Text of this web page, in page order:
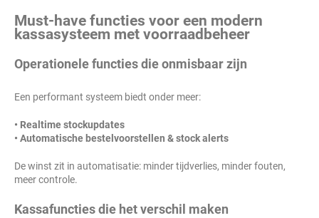
Must-have functies voor een modern
kassasysteem met voorraadbeheer
Operationele functies die onmisbaar zijn
Een performant systeem biedt onder meer:
• Realtime stockupdates
• Automatische bestelvoorstellen & stock alerts
De winst zit in automatisatie: minder tijdverlies, minder fouten,
meer controle.
Kassafuncties die het verschil maken